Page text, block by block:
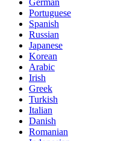
Portuguese
Spanish
Russian
Japanese
Korean
Arabic
Irish
Greek
Turkish
Italian
Danish
Romanian